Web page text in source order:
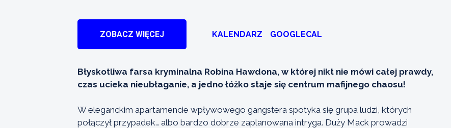
ZOBACZ WIĘCEJ KALENDARZ GOOGLECAL
Błyskotliwa farsa kryminalna Robina Hawdona, w której nikt nie mówi całej prawdy,
czas ucieka nieubłaganie, a jedno łóżko staje się centrum mafijnego chaosu!
W eleganckim apartamencie wpływowego gangstera spotyka się grupa ludzi, których
połączył przypadek… albo bardzo dobrze zaplanowana intryga. Duży Mack prowadzi